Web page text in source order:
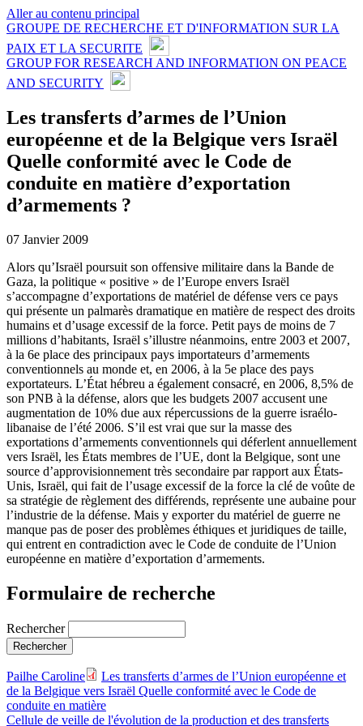
Aller au contenu principal
GROUPE DE RECHERCHE ET D'INFORMATION SUR LA
PAIX ET LA SECURITE
GROUP FOR RESEARCH AND INFORMATION ON PEACE
AND SECURITY
Les transferts d’armes de l’Union
européenne et de la Belgique vers Israël
Quelle conformité avec le Code de
conduite en matière d’exportation
d’armements ?
07 Janvier 2009
Alors qu’Israël poursuit son offensive militaire dans la Bande de
Gaza, la politique « positive » de l’Europe envers Israël
s’accompagne d’exportations de matériel de défense vers ce pays
qui présente un palmarès dramatique en matière de respect des droits
humains et d’usage excessif de la force. Petit pays de moins de 7
millions d’habitants, Israël s’illustre néanmoins, entre 2003 et 2007,
à la 6e place des principaux pays importateurs d’armements
conventionnels au monde et, en 2006, à la 5e place des pays
exportateurs. L’État hébreu a également consacré, en 2006, 8,5% de
son PNB à la défense, alors que les budgets 2007 accusent une
augmentation de 10% due aux répercussions de la guerre israélo-
libanaise de l’été 2006. S’il est vrai que sur la masse des
exportations d’armements conventionnels qui déferlent annuellement
vers Israël, les États membres de l’UE, dont la Belgique, sont une
source d’approvisionnement très secondaire par rapport aux États-
Unis, Israël, qui fait de l’usage excessif de la force la clé de voûte de
sa stratégie de règlement des différends, représente une aubaine pour
l’industrie de la défense. Mais y exporter du matériel de guerre ne
manque pas de poser des problèmes éthiques et juridiques de taille,
qui entrent en contradiction avec le Code de conduite de l’Union
européenne en matière d’exportation d’armements.
Formulaire de recherche
Rechercher
Pailhe Caroline
Les transferts d’armes de l’Union européenne et
de la Belgique vers Israël Quelle conformité avec le Code de
conduite en matière
Cellule de veille de l'évolution de la production et des transferts